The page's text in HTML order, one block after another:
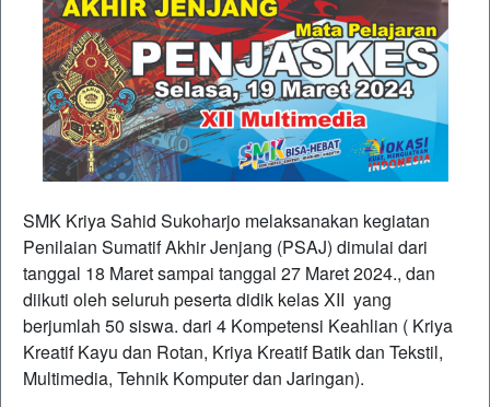
SMK Kriya Sahid Sukoharjo melaksanakan kegiatan
Penilaian Sumatif Akhir Jenjang (PSAJ) dimulai dari
tanggal 18 Maret sampai tanggal 27 Maret 2024., dan
diikuti oleh seluruh peserta didik kelas XII yang
berjumlah 50 siswa. dari 4 Kompetensi Keahlian ( Kriya
Kreatif Kayu dan Rotan, Kriya Kreatif Batik dan Tekstil,
Multimedia, Tehnik Komputer dan Jaringan).